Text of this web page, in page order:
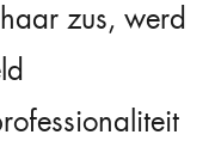
zus, werd